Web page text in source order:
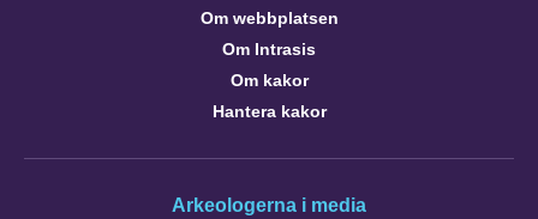
Om webbplatsen
Om Intrasis
Om kakor
Hantera kakor
Arkeologerna i media